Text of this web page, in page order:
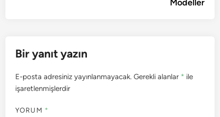
Modeller
Bir yanıt yazın
E-posta adresiniz yayınlanmayacak. Gerekli alanlar * ile
işaretlenmişlerdir
YORUM *